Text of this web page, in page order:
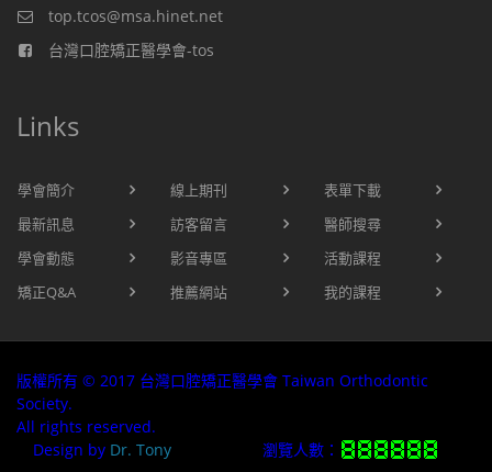
top.tcos@msa.hinet.net
台灣口腔矯正醫學會-tos
Links
學會簡介
最新訊息
學會動態
矯正Q&A
線上期刊
訪客留言
影音專區
推薦網站
表單下載
醫師搜尋
活動課程
我的課程
版權所有 © 2017 台灣口腔矯正醫學會 Taiwan Orthodontic
Society.
All rights reserved.
Design by Dr. Tony 瀏覽人數：